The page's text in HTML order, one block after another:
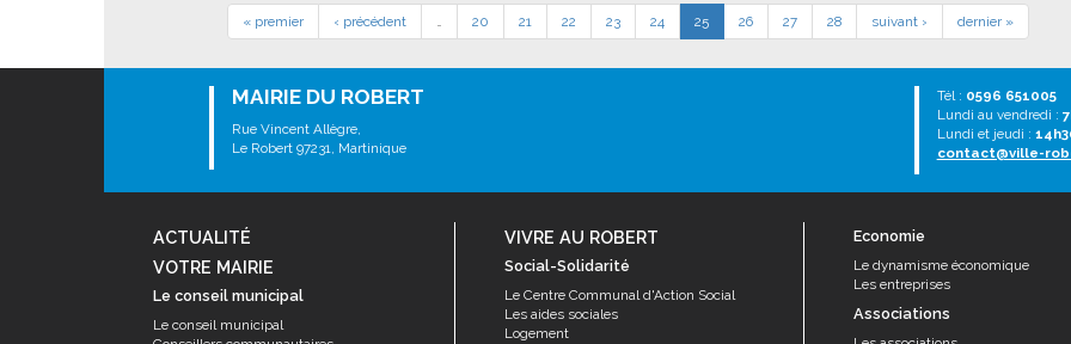
« premier ‹ précédent 20 21 22 23 24 25 26 27 28 suivant › dernier »
MAIRIE DU ROBERT
Rue Vincent Allègre,
Le Robert 97231, Martinique
Tél : 0596 651005
Lundi au vendredi :
Lundi et jeudi :
contact@ville-
ACTUALITÉ
VOTRE MAIRIE
Le conseil municipal
Le conseil municipal
VIVRE AU ROBERT
Social-Solidarité
Le Centre Communal d'Action Social
Les aides sociales
Logement
Economie
Le dynamisme économique
Les entreprises
Associations